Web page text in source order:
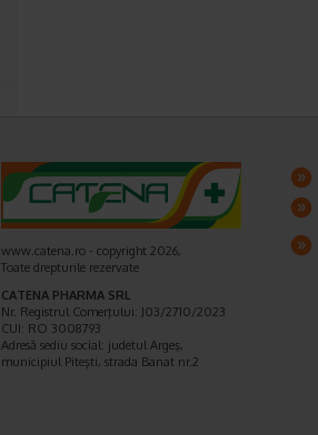
www.catena.ro - copyright 2026,
Toate drepturile rezervate
CATENA PHARMA SRL
Nr. Registrul Comerţului: J03/2710/2023
CUI: RO 3008793
Adresă sediu social: judetul Argeş,
municipiul Piteşti, strada Banat nr.2